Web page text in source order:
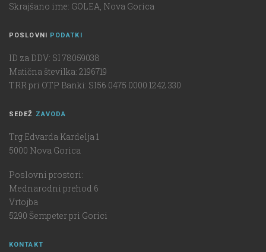
Skrajšano ime: GOLEA, Nova Gorica
POSLOVNI PODATKI
ID za DDV: SI 78059038
Matična številka: 2196719
TRR pri OTP Banki: SI56 0475 0000 1242 330
SEDEŽ ZAVODA
Trg Edvarda Kardelja 1
5000 Nova Gorica
Poslovni prostori:
Mednarodni prehod 6
Vrtojba
5290 Šempeter pri Gorici
KONTAKT